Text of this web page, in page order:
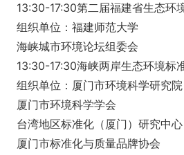
13:30-17:30第二届福建省生态环
组织单位：福建师范大学
海峡城市环境论坛组委会
13:30-17:30海峡两岸生态环境标
组织单位：厦门市环境科学研究院
厦门市环境科学学会
台湾地区标准化（厦门）研究中心
厦门市标准化与质量品牌协会